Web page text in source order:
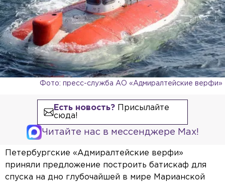
Фото: пресс-служба АО «Адмиралтейские верфи»
Есть новость?Присылайте
сюда!
Читайте нас в мессенджере Max!
Петербургские «Адмиралтейские верфи»
приняли предложение построить батискаф для
спуска на дно глубочайшей в мире Марианской